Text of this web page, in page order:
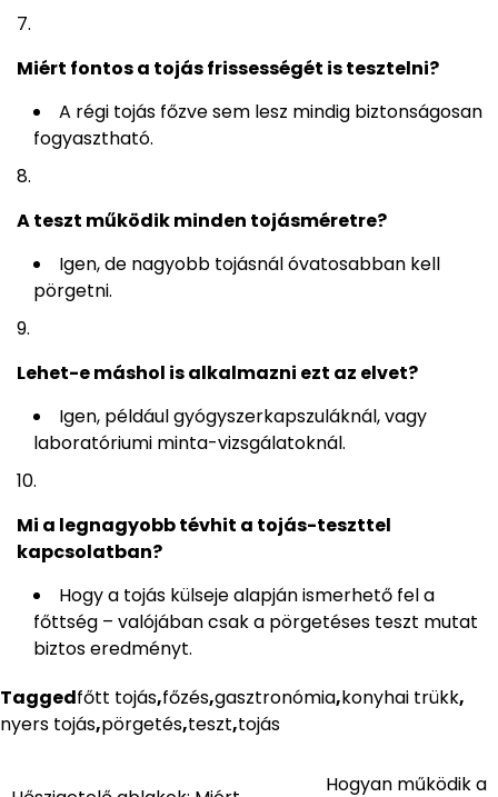
Miért fontos a tojás frissességét is tesztelni?
A régi tojás főzve sem lesz mindig biztonságosan
fogyasztható.
A teszt működik minden tojásméretre?
Igen, de nagyobb tojásnál óvatosabban kell
pörgetni.
Lehet-e máshol is alkalmazni ezt az elvet?
Igen, például gyógyszerkapszuláknál, vagy
laboratóriumi minta-vizsgálatoknál.
Mi a legnagyobb tévhit a tojás-teszttel
kapcsolatban?
Hogy a tojás külseje alapján ismerhető fel a
főttség – valójában csak a pörgetéses teszt mutat
biztos eredményt.
Taggedfőtt tojás,főzés,gasztronómia,konyhai trükk,
nyers tojás,pörgetés,teszt,tojás
Bejegyzés
Hogyan működik a